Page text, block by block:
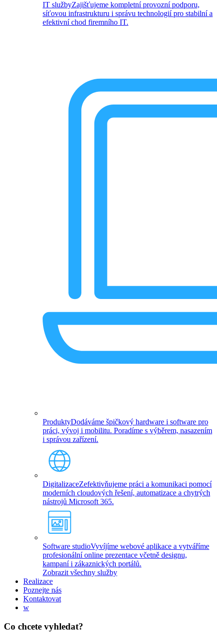
IT službyZajišťujeme kompletní provozní podporu,
síťovou infrastrukturu i správu technologií pro stabilní a
efektivní chod firemního IT.
ProduktyDodáváme špičkový hardware i software pro
práci, vývoj i mobilitu. Poradíme s výběrem, nasazením
i správou zařízení.
DigitalizaceZefektivňujeme práci a komunikaci pomocí
moderních cloudových řešení, automatizace a chytrých
nástrojů Microsoft 365.
Software studioVyvíjíme webové aplikace a vytváříme
profesionální online prezentace včetně designu,
kampaní i zákaznických portálů.
Zobrazit všechny služby
Realizace
Poznejte nás
Kontaktovat
w
Co chcete vyhledat?